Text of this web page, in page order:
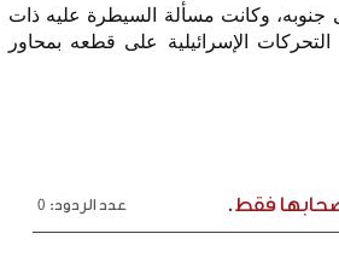
وكانت مسألة السيطرة عليه ذات
الإسرائيلية على قطعه بمحاور
فقط.
عدد الردود: 0